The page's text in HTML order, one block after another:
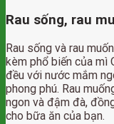
Rau sống, rau
Rau sống và rau
kèm phổ biến của mì
đều với nước mắm
phong phú. Rau
ngon và đậm đà,
cho bữa ăn của bạn.